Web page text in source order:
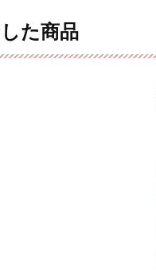
た商品